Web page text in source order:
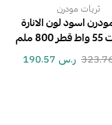
ثريات مودرن
اسود لون الانارة
ر.س